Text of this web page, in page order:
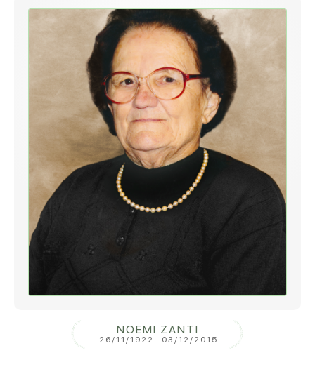
NOEMI ZANTI
26/11/1922 - 03/12/2015